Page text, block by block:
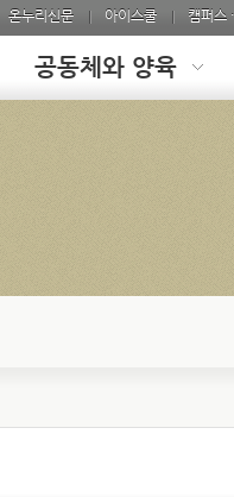
온누리신문 아이스쿨 캠퍼스
공동체와 양육